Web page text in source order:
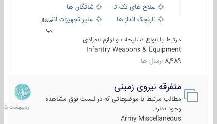
سلاح های تک تیر اندازیشاتگان ها
نارنجک انداز ها
سایر تجهیزات انفرادی
مطال
ب
مرتبط با انواع تسلیحات و لوازم انفرادی
Infantry Weapons & Equipment
8,489 ارسال ها
متفرقه نیروی زمینی
مطالب مرتبط با موضوعاتی که در لیست فوق مشاهده
وجود ندارد.
Army Miscellaneous
27
1405